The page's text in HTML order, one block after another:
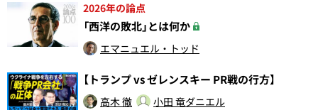
2026年の論点
「西洋の敗北」とは何か
エマニュエル・トッド
【トランプ vs ゼレンスキー PR戦の行方】
高木 徹 小田 竜ダニエル